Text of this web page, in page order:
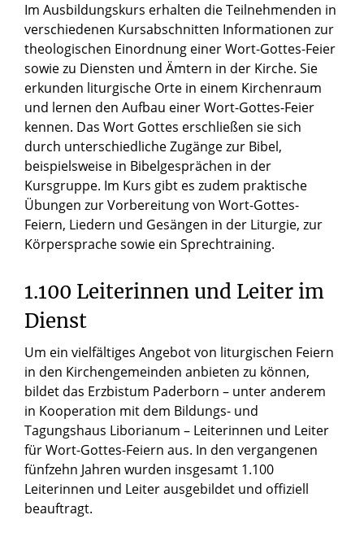
Im Ausbildungskurs erhalten die Teilnehmenden in
verschiedenen Kursabschnitten Informationen zur
theologischen Einordnung einer Wort-Gottes-Feier
sowie zu Diensten und Ämtern in der Kirche. Sie
erkunden liturgische Orte in einem Kirchenraum
und lernen den Aufbau einer Wort-Gottes-Feier
kennen. Das Wort Gottes erschließen sie sich
durch unterschiedliche Zugänge zur Bibel,
beispielsweise in Bibelgesprächen in der
Kursgruppe. Im Kurs gibt es zudem praktische
Übungen zur Vorbereitung von Wort-Gottes-
Feiern, Liedern und Gesängen in der Liturgie, zur
Körpersprache sowie ein Sprechtraining.
1.100 Leiterinnen und Leiter im
Dienst
Um ein vielfältiges Angebot von liturgischen Feiern
in den Kirchengemeinden anbieten zu können,
bildet das Erzbistum Paderborn – unter anderem
in Kooperation mit dem Bildungs- und
Tagungshaus Liborianum – Leiterinnen und Leiter
für Wort-Gottes-Feiern aus. In den vergangenen
fünfzehn Jahren wurden insgesamt 1.100
Leiterinnen und Leiter ausgebildet und offiziell
beauftragt.